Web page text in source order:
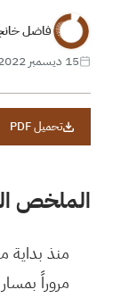
فاضل
15 ديسمبر 2022
تحميل PDF
الملخص